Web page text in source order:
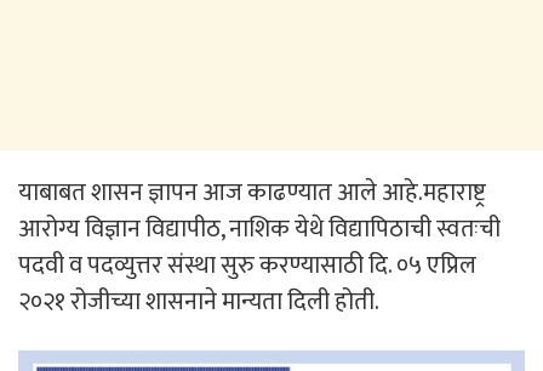
याबाबत शासन ज्ञापन आज काढण्यात आले आहे.महाराष्ट्र
आरोग्य विज्ञान विद्यापीठ, नाशिक येथे विद्यापिठाची स्वतःची
पदवी व पदव्युत्तर संस्था सुरु करण्यासाठी दि. ०५ एप्रिल
२०२१ रोजीच्या शासनाने मान्यता दिली होती.